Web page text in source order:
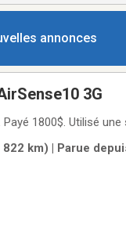
annonces
3G
1800$. Utilisé une
km) | Parue